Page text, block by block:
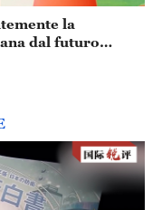
la
dal futuro